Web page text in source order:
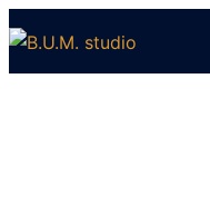
Preskočiť
na